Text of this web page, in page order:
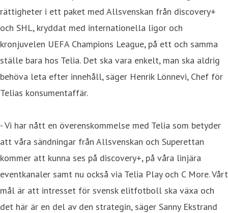
rättigheter i ett paket med Allsvenskan från discovery+
och SHL, kryddat med internationella ligor och
kronjuvelen UEFA Champions League, på ett och samma
ställe bara hos Telia. Det ska vara enkelt, man ska aldrig
behöva leta efter innehåll, säger Henrik Lönnevi, Chef för
Telias konsumentaffär.
- Vi har nått en överenskommelse med Telia som betyder
att våra sändningar från Allsvenskan och Superettan
kommer att kunna ses på discovery+, på våra linjära
eventkanaler samt nu också via Telia Play och C More. Vårt
mål är att intresset för svensk elitfotboll ska växa och
det här är en del av den strategin, säger Sanny Ekstrand